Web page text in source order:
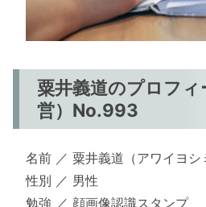
粟井義道のプロフィ
営）No.993
名前 ／ 粟井義道（アワイヨシ
性別 ／ 男性
勉強 ／ 顔画像認識スタンプ